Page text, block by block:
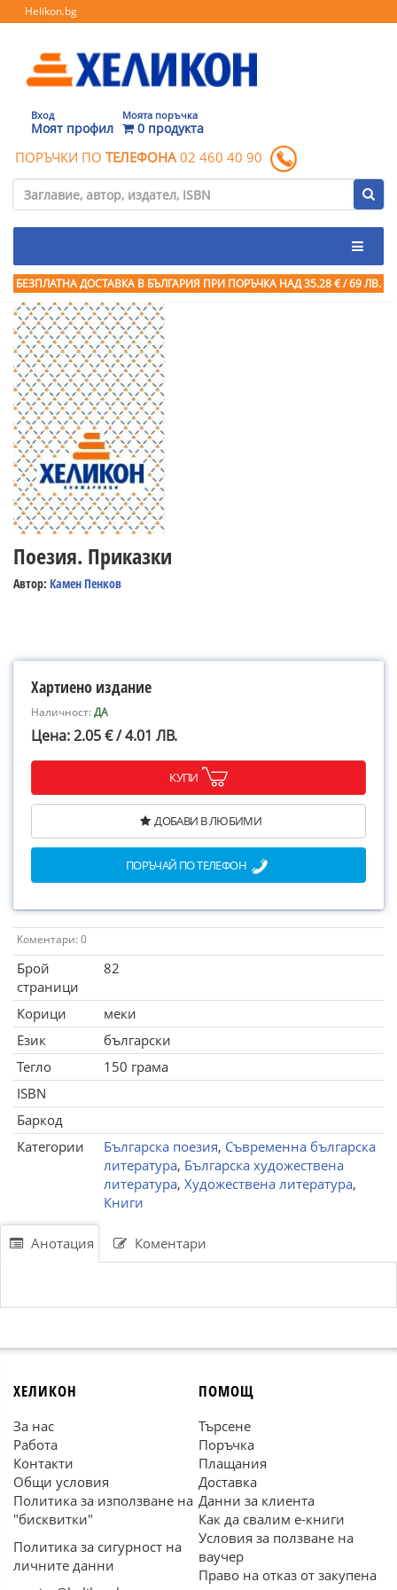
Helikon.bg
Вход
Моят профил
Моята поръчка
0 продукта
ПОРЪЧКИ ПО ТЕЛЕФОНА 02 460 40 90
БЕЗПЛАТНА ДОСТАВКА В БЪЛГАРИЯ ПРИ ПОРЪЧКА НАД 35.28 € / 69 ЛВ.
Поезия. Приказки
Автор: Камен Пенков
Хартиено издание
Наличност:ДА
Цена: 2.05 € / 4.01 ЛВ.
КУПИ
ДОБАВИ В ЛЮБИМИ
ПОРЪЧАЙ ПО ТЕЛЕФОН
Коментари: 0
Брой
страници
82
Корици
меки
Език
български
Тегло
150 грама
ISBN
Баркод
Категории
Българска поезия, Съвременна българска
литература, Българска художествена
литература, Художествена литература,
Книги
Анотация Коментари
ХЕЛИКОН
За нас
Работа
Контакти
Общи условия
Политика за използване на
"бисквитки"
Политика за сигурност на
личните данни
ПОМОЩ
Търсене
Поръчка
Плащания
Доставка
Данни за клиента
Как да свалим е-книги
Условия за ползване на
ваучер
Право на отказ от закупена